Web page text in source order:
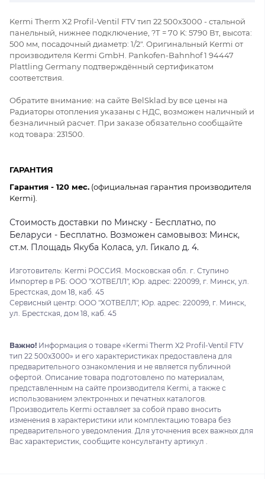
Kermi Therm X2 Profil-Ventil FTV тип 22 500x3000 - стальной
панельный, нижнее подключение, ?Т = 70 K: 5790 Вт, высота:
500 мм, посадочный диаметр: 1/2". Оригинальный Kermi от
производителя Kermi GmbH. Pankofen-Bahnhof 1 94447
Plattling Germany подтверждённый сертификатом
соответствия.
Обратите внимание: на сайте BelSklad.by все цены на
Радиаторы отопления указаны с НДС, возможен наличный и
безналичный расчет. При заказе обязательно сообщайте
код товара: 231500.
ГАРАНТИЯ
Гарантия - 120 мес. (официальная гарантия производителя
Kermi).
Стоимость доставки по Минску - Бесплатно, по
Беларуси - Бесплатно. Возможен самовывоз: Минск,
ст.м. Площадь Якуба Коласа, ул. Гикало д. 4.
Изготовитель: Kermi РОССИЯ. Московская обл. г. Ступино
Импортер в РБ: ООО "ХОТВЕЛЛ", Юр. адрес: 220099, г. Минск, ул.
Брестская, дом 18, каб. 45
Сервисный центр: ООО "ХОТВЕЛЛ", Юр. адрес: 220099, г. Минск,
ул. Брестская, дом 18, каб. 45
Важно! Информация о товаре «Kermi Therm X2 Profil-Ventil FTV
тип 22 500x3000» и его характеристиках предоставлена для
предварительного ознакомления и не является публичной
офертой. Описание товара подготовлено по материалам,
представленным на сайте производителя Kermi, а также с
использованием электронных и печатных каталогов.
Производитель Kermi оставляет за собой право вносить
изменения в характеристики или комплектацию товара без
предварительного уведомления. Для уточнения всех важных для
Вас характеристик, сообщите консультанту артикул .